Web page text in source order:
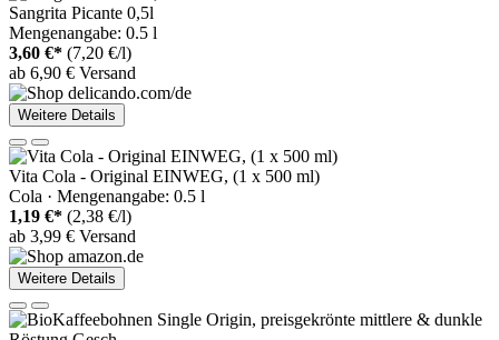
Sangrita Picante 0,5l
Mengenangabe: 0.5 l
3,60 €* (7,20 €/l)
ab 6,90 € Versand
Weitere Details
Vita Cola - Original EINWEG, (1 x 500 ml)
Cola · Mengenangabe: 0.5 l
1,19 €* (2,38 €/l)
ab 3,99 € Versand
Weitere Details